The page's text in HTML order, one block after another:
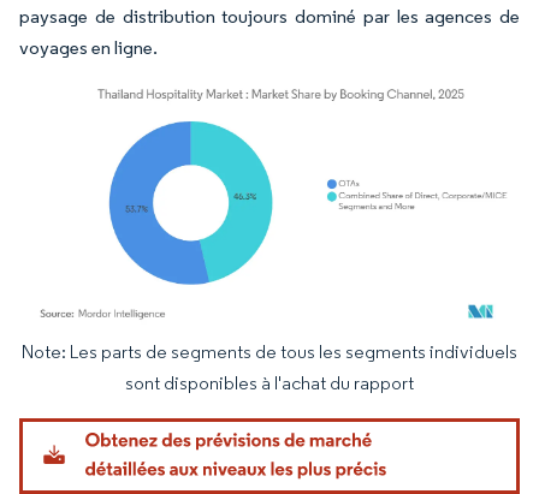
paysage de distribution toujours dominé par les agences de
voyages en ligne.
Image © Mordor Intelligence. La réutilisation nécessite une attribution sous CC BY
Note: Les parts de segments de tous les segments individuels
sont disponibles à l'achat du rapport